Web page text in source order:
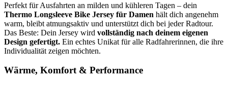
Perfekt für Ausfahrten an milden und kühleren Tagen – dein
Thermo Longsleeve Bike Jersey für Damen hält dich angenehm
warm, bleibt atmungsaktiv und unterstützt dich bei jeder Radtour.
Das Beste: Dein Jersey wird vollständig nach deinem eigenen
Design gefertigt. Ein echtes Unikat für alle Radfahrerinnen, die ihre
Individualität zeigen möchten.
Wärme, Komfort & Performance